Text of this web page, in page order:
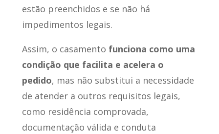
estão preenchidos e se não há
impedimentos legais.
Assim, o casamento funciona como uma
condição que facilita e acelera o
pedido, mas não substitui a necessidade
de atender a outros requisitos legais,
como residência comprovada,
documentação válida e conduta